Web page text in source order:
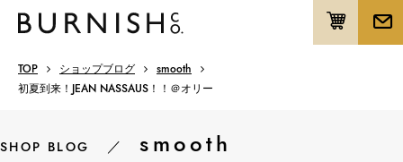
TOP ショップブログ
smooth
初夏到来！JEAN NASSAUS！！＠オリー
SHOP BLOG ／ smooth